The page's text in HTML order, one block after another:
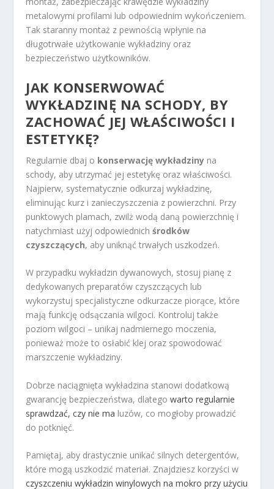
metalowymi profilami lub odpowiednim wykończeniem.
Tak staranny montaż z pewnością wpłynie na
długotrwałe użytkowanie wykładziny oraz
bezpieczeństwo użytkowników.
JAK KONSERWOWAĆ
WYKŁADZINĘ NA SCHODY, BY
ZACHOWAĆ JEJ WŁAŚCIWOŚCI I
ESTETYKĘ?
Regularnie dbaj o konserwację wykładziny na
schody, aby utrzymać jej estetykę oraz właściwości.
Najpierw, systematycznie odkurzaj wykładzinę,
eliminując kurz i zanieczyszczenia z powierzchni. Przy
punktowych plamach, zwilż wodą daną powierzchnię i
natychmiast użyj odpowiednichśrodków
czyszczących, aby uniknąć trwałych uszkodzeń.
W przypadku wykładzin dywanowych, stosuj pianę z
dedykowanych preparatów czyszczących lub
wykorzystuj specjalistyczne odkurzacze piorące, które
mają funkcję odsączania wilgoci. Kontroluj także
poziom wilgoci – unikaj nadmiernego moczenia,
ponieważ może to osłabić klej oraz spowodować
marszczenie wykładziny.
Dobrze naciągnięta wykładzina stanowi dodatkową
gwarancję bezpieczeństwa, dlategowarto regularnie
sprawdzać, czy nie ma luzów, co mogłoby prowadzić
do potknięć.
Pamiętaj, aby drastycznie unikać silnych detergentów,
które mogą uszkodzić materiał. Znajdziesz korzyści w
czyszczeniu wykładzin winylowych na mokro przy użyciu